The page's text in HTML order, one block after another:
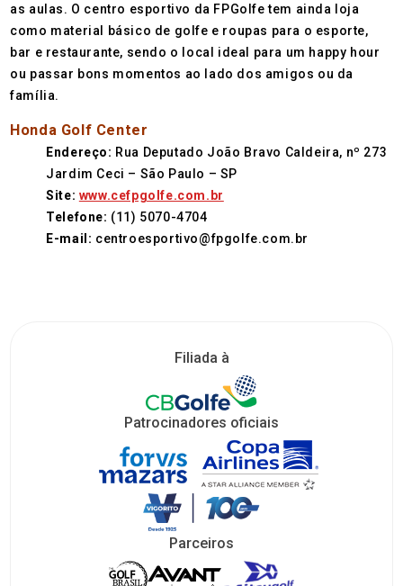
as aulas. O centro esportivo da FPGolfe tem ainda loja
como material básico de golfe e roupas para o esporte,
bar e restaurante, sendo o local ideal para um happy hour
ou passar bons momentos ao lado dos amigos ou da
família.
Honda Golf Center
Endereço: Rua Deputado João Bravo Caldeira, nº 273
Jardim Ceci – São Paulo – SP
Site: www.cefpgolfe.com.br
Telefone: (11) 5070-4704
E-mail: centroesportivo@fpgolfe.com.br
Filiada à
Patrocinadores oficiais
Parceiros